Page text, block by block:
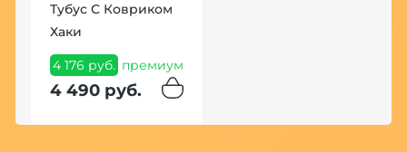
Тубус С Ковриком
Хаки
4 176 руб. премиум
4 490 руб.